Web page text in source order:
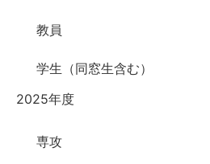
教員
学生（同窓生含む）
2025年度
専攻